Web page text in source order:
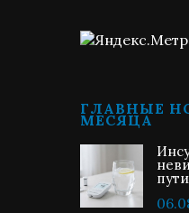
ГЛАВНЫЕ
МЕСЯЦА